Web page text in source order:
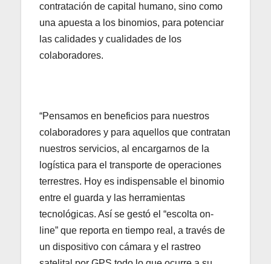
contratación de capital humano, sino como
una apuesta a los binomios, para potenciar
las calidades y cualidades de los
colaboradores.
“Pensamos en beneficios para nuestros
colaboradores y para aquellos que contratan
nuestros servicios, al encargarnos de la
logística para el transporte de operaciones
terrestres. Hoy es indispensable el binomio
entre el guarda y las herramientas
tecnológicas. Así se gestó el “escolta on-
line” que reporta en tiempo real, a través de
un dispositivo con cámara y el rastreo